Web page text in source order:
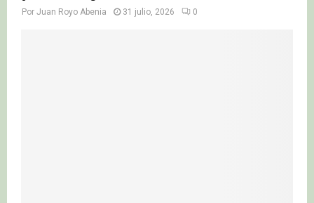
Por Juan Royo Abenia 31 julio, 2026 0